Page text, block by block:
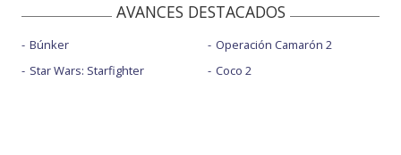
AVANCES DESTACADOS
Búnker
Star Wars: Starfighter
Operación Camarón 2
Coco 2